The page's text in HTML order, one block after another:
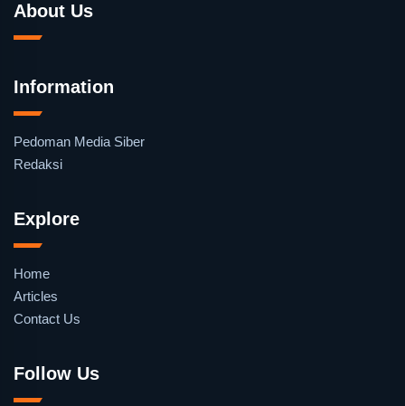
About Us
Information
Pedoman Media Siber
Redaksi
Explore
Home
Articles
Contact Us
Follow Us